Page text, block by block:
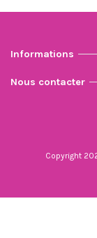
Informations
Nous contacter
Copyright